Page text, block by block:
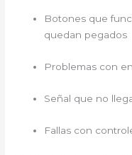
Botones que
quedan pegados
Problemas con
Señal que no
Fallas con